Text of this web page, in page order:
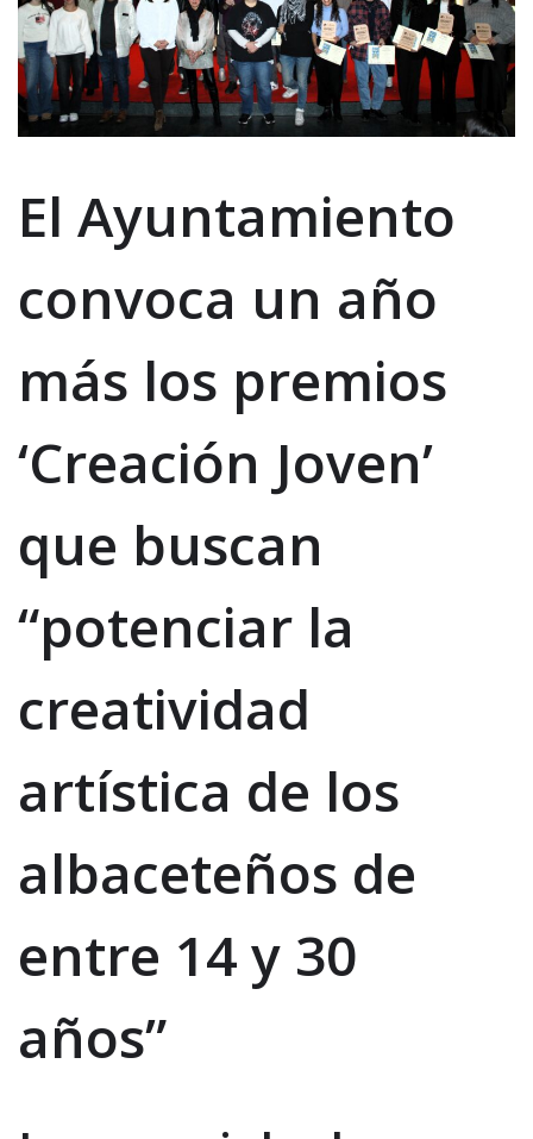
El Ayuntamiento
convoca un año
más los premios
‘Creación Joven’
que buscan
“potenciar la
creatividad
artística de los
albaceteños de
entre 14 y 30
años”